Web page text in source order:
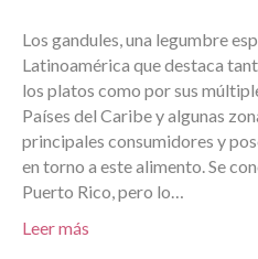
Los gandules, una legumbre
Latinoamérica que destaca
los platos como por sus
Países del Caribe y algunas
principales consumidores y
en torno a este alimento. Se
Puerto Rico, pero lo…
Leer más